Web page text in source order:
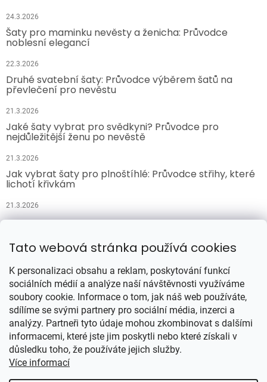
Tato webová stránka používá cookies
K personalizaci obsahu a reklam, poskytování funkcí
sociálních médií a analýze naší návštěvnosti využíváme
soubory cookie. Informace o tom, jak náš web používáte,
sdílíme se svými partnery pro sociální média, inzerci a
analýzy. Partneři tyto údaje mohou zkombinovat s dalšími
informacemi, které jste jim poskytli nebo které získali v
důsledku toho, že používáte jejich služby.
Více informací
24.3.2026
Šaty pro maminku nevěsty a ženicha: Průvodce
noblesní elegancí
22.3.2026
Druhé svatební šaty: Průvodce výběrem šatů na
převlečení pro nevěstu
21.3.2026
Jaké šaty vybrat pro svědkyni? Průvodce pro
nejdůležitější ženu po nevěstě
21.3.2026
Jak vybrat šaty pro plnoštíhlé: Průvodce střihy, které
lichotí křivkám
21.3.2026
Přijímáme online platby
Vytvořil Shoptet
Copyright 2026